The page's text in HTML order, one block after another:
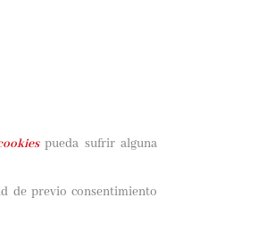
pueda sufrir alguna
de previo consentimiento